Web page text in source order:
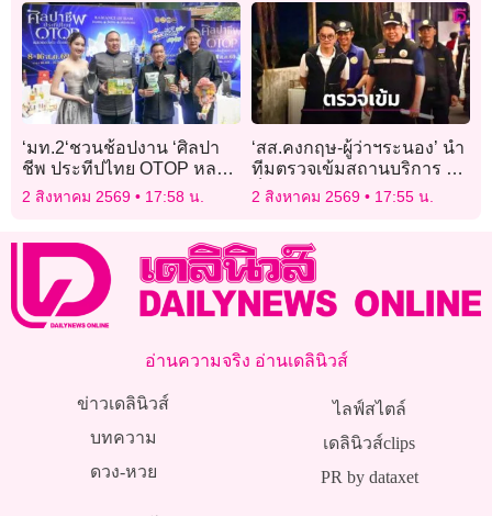
‘มท.2‘ชวนช้อปงาน ‘ศิลปา
ชีพ ประทีปไทย OTOP หลอม
ดวงใจด้วยพระบารมี‘ 8-16
2 สิงหาคม 2569 17:58 น.
‘สส.คงกฤษ-ผู้ว่าฯระนอง’ นำ
ทีมตรวจเข้มสถานบริการ ขัน
น็อตระบบความปลอดภัยรับ
2 สิงหาคม 2569 17:55 น.
อ่านความจริง อ่านเดลินิวส์
ข่าวเดลินิวส์
บทความ
ดวง-หวย
ไลฟ์สไตล์
เดลินิวส์clips
PR by dataxet